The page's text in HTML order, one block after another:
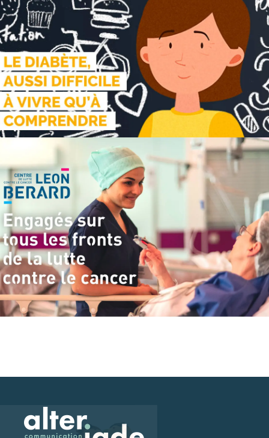
Salut c'est nous...